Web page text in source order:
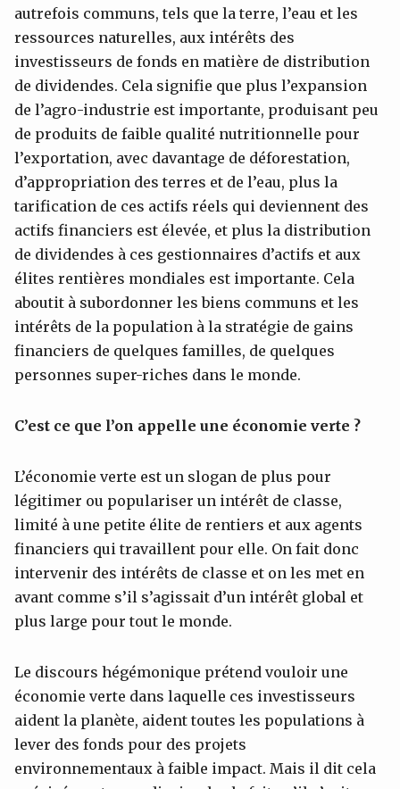
autrefois communs, tels que la terre, l’eau et les
ressources naturelles, aux intérêts des
investisseurs de fonds en matière de distribution
de dividendes. Cela signifie que plus l’expansion
de l’agro-industrie est importante, produisant peu
de produits de faible qualité nutritionnelle pour
l’exportation, avec davantage de déforestation,
d’appropriation des terres et de l’eau, plus la
tarification de ces actifs réels qui deviennent des
actifs financiers est élevée, et plus la distribution
de dividendes à ces gestionnaires d’actifs et aux
élites rentières mondiales est importante. Cela
aboutit à subordonner les biens communs et les
intérêts de la population à la stratégie de gains
financiers de quelques familles, de quelques
personnes super-riches dans le monde.
C’est ce que l’on appelle une économie verte ?
L’économie verte est un slogan de plus pour
légitimer ou populariser un intérêt de classe,
limité à une petite élite de rentiers et aux agents
financiers qui travaillent pour elle. On fait donc
intervenir des intérêts de classe et on les met en
avant comme s’il s’agissait d’un intérêt global et
plus large pour tout le monde.
Le discours hégémonique prétend vouloir une
économie verte dans laquelle ces investisseurs
aident la planète, aident toutes les populations à
lever des fonds pour des projets
environnementaux à faible impact. Mais il dit cela